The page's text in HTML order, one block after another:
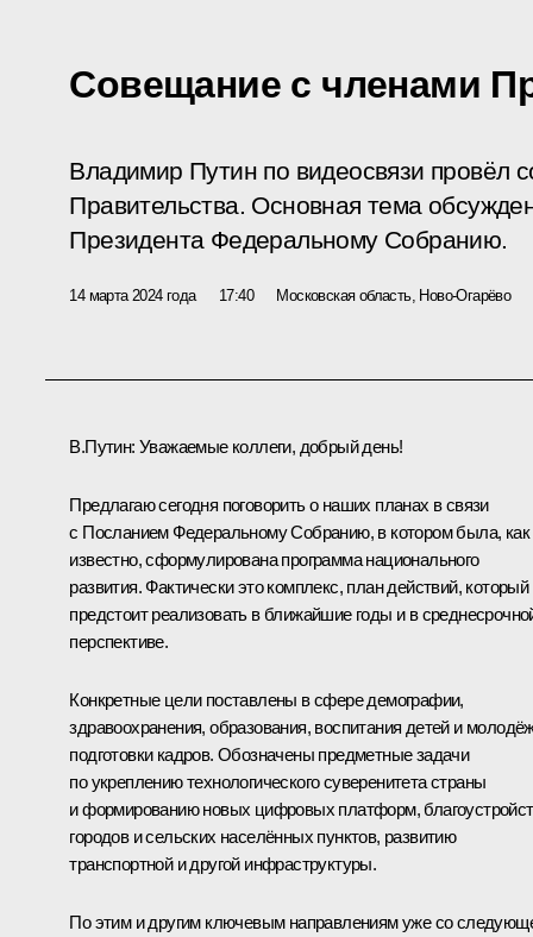
Совещание с членами
Владимир Путин по видеосвязи провёл
Правительства. Основная тема
Президента Федеральному Собранию.
14 марта 2024 года 17:40 Московская область, Ново-Огарёво
В.Путин: Уважаемые коллеги, добрый день!
Предлагаю сегодня поговорить о наших планах в связи
с ПосланиемФедеральному Собранию, в котором была, как
известно, сформулирована программа национального
развития. Фактически это комплекс, план действий, который
предстоит реализовать в ближайшие годы и в
перспективе.
Конкретные цели поставлены в сфере демографии,
здравоохранения, образования, воспитания детей и
подготовки кадров. Обозначены предметные задачи
по укреплению технологического суверенитета страны
и формированию новых цифровых платформ,
городов и сельских населённых пунктов, развитию
транспортной и другой инфраструктуры.
По этим и другим ключевым направлениям уже со